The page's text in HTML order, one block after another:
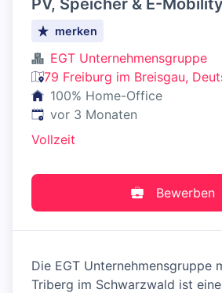
PV, Speicher & E-
merken
EGT Unternehmensgruppe
79 Freiburg im Breisgau,
100% Home-Office
Veröffentlicht:
vor 3 Monaten
Vollzeit
Bewerben
Die EGT Unternehmensgruppe
Triberg im Schwarzwald ist